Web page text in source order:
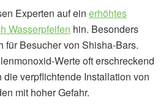
Experten auf ein erhöhtes
Wasserpfeifen hin. Besonders
für Besucher von Shisha-Bars.
Werte oft erschreckend
die verpflichtende Installation von
mit hoher Gefahr.